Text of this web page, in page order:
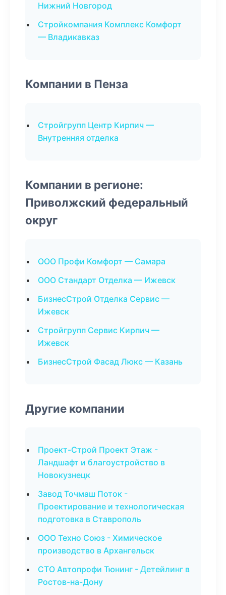
Нижний Новгород
Стройкомпания Комплекс Комфорт
— Владикавказ
Компании в Пенза
Стройгрупп Центр Кирпич —
Внутренняя отделка
Компании в регионе:
Приволжский федеральный
округ
ООО Профи Комфорт — Самара
ООО Стандарт Отделка — Ижевск
БизнесСтрой Отделка Сервис —
Ижевск
Стройгрупп Сервис Кирпич —
Ижевск
БизнесСтрой Фасад Люкс — Казань
Другие компании
Проект-Строй Проект Этаж -
Ландшафт и благоустройство в
Новокузнецк
Завод Точмаш Поток -
Проектирование и технологическая
подготовка в Ставрополь
ООО Техно Союз - Химическое
производство в Архангельск
СТО Автопрофи Тюнинг - Детейлинг в
Ростов-на-Дону